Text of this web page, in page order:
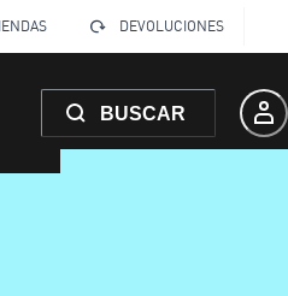
DEVOLUCIONES
BUSCAR